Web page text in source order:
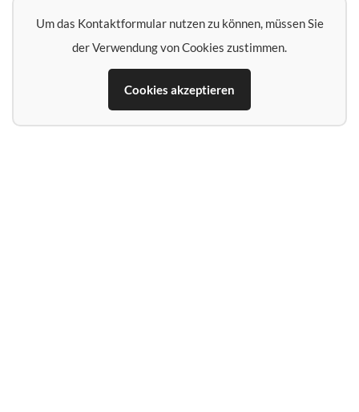
Um das Kontaktformular nutzen zu können, müssen Sie
der Verwendung von Cookies zustimmen.
Cookies akzeptieren